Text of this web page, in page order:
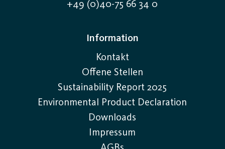
+49 (0)40-75 66 34 0
Information
Kontakt
Offene Stellen
Sustainability Report 2025
Environmental Product Declaration
Downloads
Impressum